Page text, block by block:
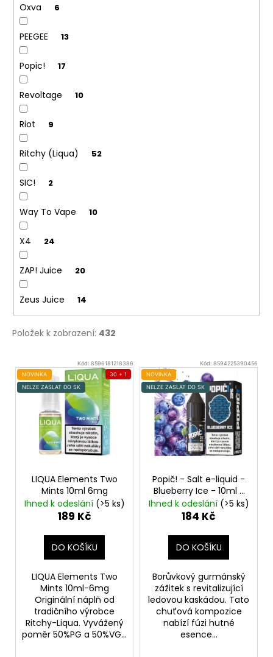
Oxva 6
PEEGEE 13
Popic! 17
Revoltage 10
Riot 9
Ritchy (Liqua) 52
SIC! 2
Way To Vape 10
X4 24
ZAP! Juice 20
Zeus Juice 14
Položek k zobrazení: 432
V
ý
p
Kód: 8596181218386
NOVINKA
NELZE ZASLAT DO SK
30 + 1
LIQUA Elements Two
Mints 10ml 6mg
Ihned k odeslání (>5 ks)
189 Kč
DO KOŠÍKU
LIQUA Elements Two
Mints 10ml-6mg
Originální náplň od
tradičního výrobce
Ritchy-Liqua. Vyvážený
poměr 50%PG a 50%VG...
Kód: 8594225390456
NOVINKA
NELZE ZASLAT DO SK
Popič! - Salt e-liquid -
Blueberry Ice - 10ml -
20mgLedová borůvka
Ihned k odeslání (>5 ks)
184 Kč
DO KOŠÍKU
Borůvkový gurmánský
zážitek s revitalizující
ledovou kaskádou. Tato
chuťová kompozice
nabízí fúzi hutné
esence...